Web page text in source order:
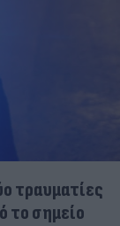
τραυματίες
το σημείο